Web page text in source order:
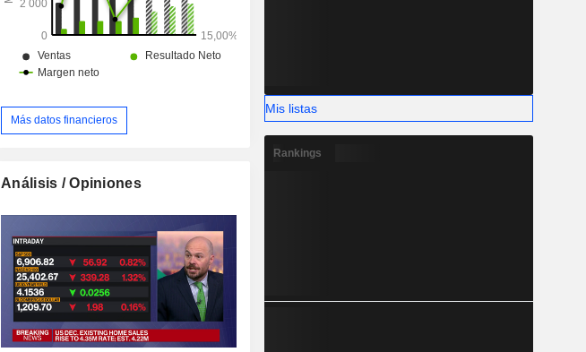
Más datos financieros
Análisis / Opiniones
Mis listas
Rankings